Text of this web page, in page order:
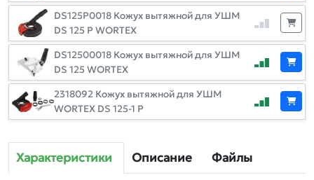
DS125P0018 Кожух вытяжной для УШМ
DS 125 P WORTEX
DS12500018 Кожух вытяжной для УШМ
DS 125 WORTEX
2318092 Кожух вытяжной для УШМ
WORTEX DS 125-1 P
Характеристики Описание Файлы